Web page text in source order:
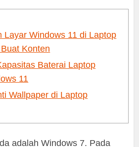
Layar Windows 11 di Laptop
Konten
Baterai Laptop
11
Wallpaper di Laptop
adalah Windows 7. Pada